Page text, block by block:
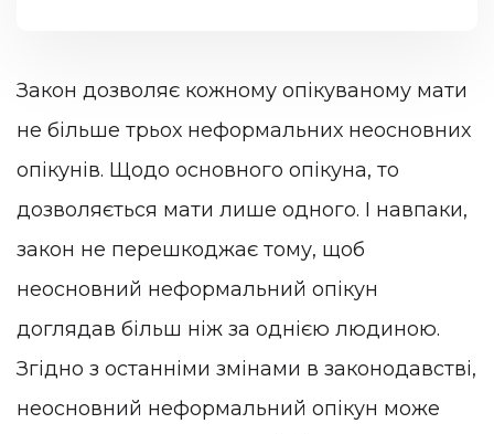
Закон дозволяє кожному опікуваному мати
не більше трьох неформальних неосновних
опікунів. Щодо основного опікуна, то
дозволяється мати лише одного. І навпаки,
закон не перешкоджає тому, щоб
неосновний неформальний опікун
доглядав більш ніж за однією людиною.
Згідно з останніми змінами в законодавстві,
неосновний неформальний опікун може